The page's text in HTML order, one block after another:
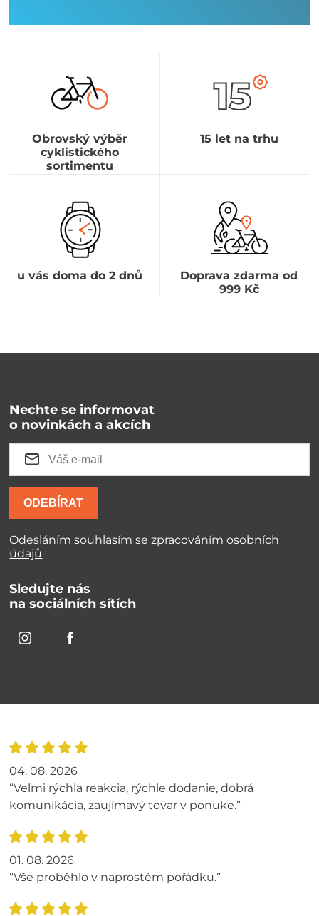
Obrovský výběr
cyklistického
sortimentu
15 let na trhu
u vás doma do 2 dnů
Doprava zdarma od
999 Kč
Nechte se informovat
o novinkách a akcích
ODEBÍRAT
Odesláním souhlasím sezpracováním osobních
údajů
Sledujte nás
na sociálních sítích
04. 08. 2026
“Veľmi rýchla reakcia, rýchle dodanie, dobrá
komunikácia, zaujímavý tovar v ponuke.”
01. 08. 2026
“Vše proběhlo v naprostém pořádku.”